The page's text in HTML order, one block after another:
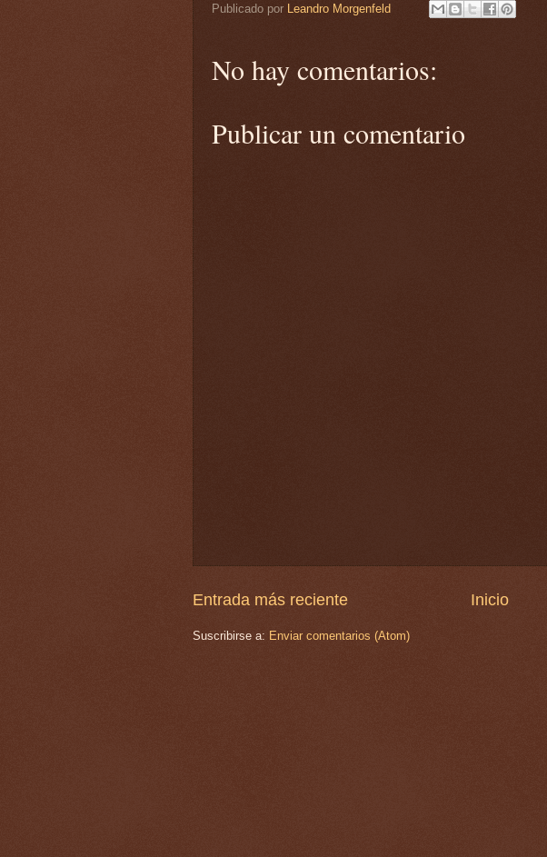
Publicado por Leandro Morgenfeld
No hay comentarios:
Publicar un comentario
Entrada más reciente Inicio
Suscribirse a: Enviar comentarios (Atom)